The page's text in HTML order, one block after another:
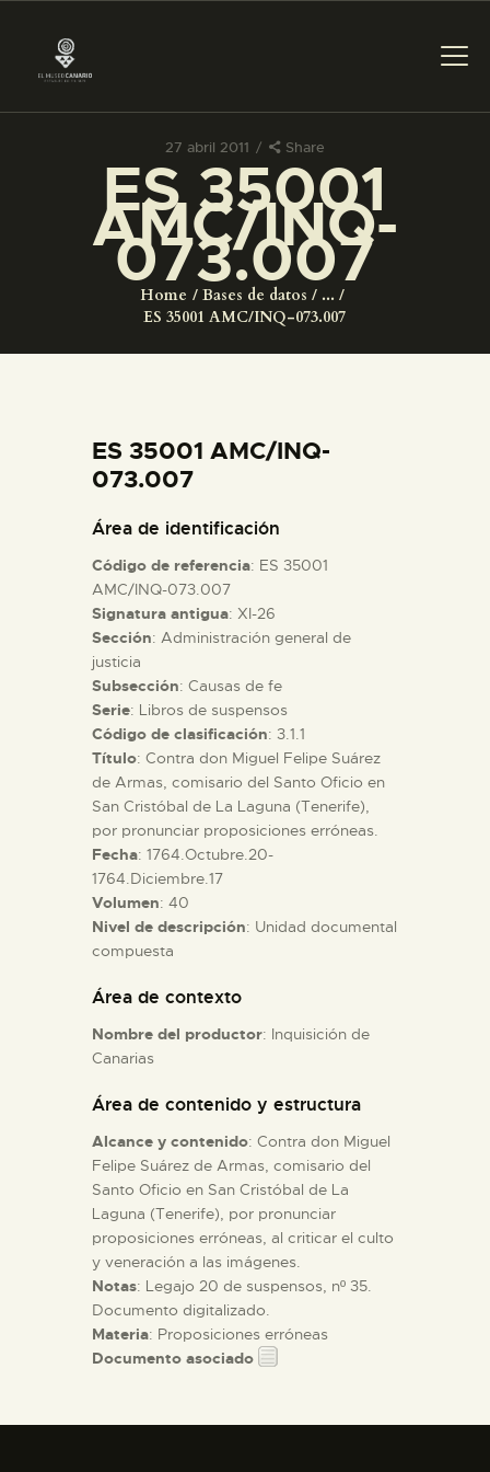
27 abril 2011 Share
ES 35001
AMC/INQ-
073.007
Home Bases de datos
...
ES 35001 AMC/INQ-073.007
PREPARAR LA VISITA
ACTIVIDADES
COLECCIONES
ESPAÑOL
PREPARAR LA VISITA
ACTIVIDADES
█
EL MUSEO
COLECCIONES
ESPAÑOL
ES 35001 AMC/INQ-
073.007
Área de identificación
Código de referencia: ES 35001
AMC/INQ-073.007
Signatura antigua: XI-26
Sección: Administración general de
justicia
Subsección: Causas de fe
Serie: Libros de suspensos
Código de clasificación: 3.1.1
Título: Contra don Miguel Felipe Suárez
de Armas, comisario del Santo Oficio en
San Cristóbal de La Laguna (Tenerife),
por pronunciar proposiciones erróneas.
Fecha: 1764.Octubre.20-
1764.Diciembre.17
Volumen: 40
Nivel de descripción: Unidad documental
compuesta
Área de contexto
Nombre del productor: Inquisición de
Canarias
Área de contenido y estructura
Alcance y contenido: Contra don Miguel
Felipe Suárez de Armas, comisario del
Santo Oficio en San Cristóbal de La
Laguna (Tenerife), por pronunciar
proposiciones erróneas, al criticar el culto
y veneración a las imágenes.
Notas: Legajo 20 de suspensos, nº 35.
Documento digitalizado.
Materia: Proposiciones erróneas
Documento asociado